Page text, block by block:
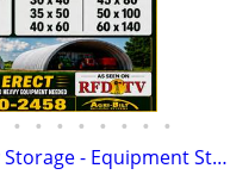
• • • • • • • •
Steel Buildings - Hay Storage - Equipment Storage - Grain Storage